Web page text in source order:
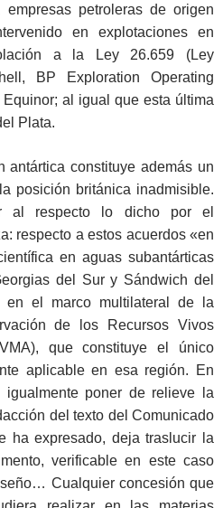
petroleras de origen
en explotaciones en
a la Ley 26.659 (Ley
BP Exploration Operating
al igual que esta última
Plata.
antártica constituye además un
posición británica inadmisible.
al respecto lo dicho por el
respecto a estos acuerdos «en
en aguas subantárticas
del Sur y Sándwich del
el marco multilateral de la
de los Recursos Vivos
que constituye el único
aplicable en esa región. En
igualmente poner de relieve la
del texto del Comunicado
ha expresado, deja traslucir la
verificable en este caso
Cualquier concesión que